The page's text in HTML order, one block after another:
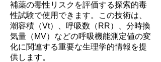
補薬の毒性リスクを評価する探索的毒
性試験で使用できます。この技術は、
潮容積（Vt）、呼吸数（RR）、分時換
気量（MV）などの呼吸機能測定値の変
化に関連する重要な生理学的情報を提
供します。